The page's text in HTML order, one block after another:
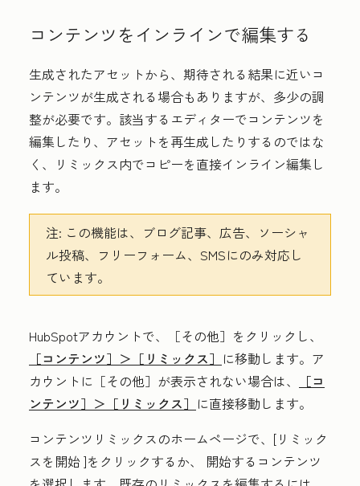
コンテンツをインラインで編集する
生成されたアセットから、期待される結果に近いコ
ンテンツが生成される場合もありますが、多少の調
整が必要です。該当するエディターでコンテンツを
編集したり、アセットを再生成したりするのではな
く、リミックス内でコピーを直接インライン編集し
ます。
注: この機能は、ブログ記事、広告、ソーシャ
ル投稿、フリーフォーム、SMSにのみ対応し
ています。
HubSpotアカウントで、
［その他］をクリックし、
［コンテンツ］＞ ［リミックス］ に移動します。ア
カウントに ［その他］が表示されない場合は、
［コ
ンテンツ］＞ ［リミックス］ に直接移動します。
コンテンツリミックスのホームページで、[ リミック
スを開始 ]をクリックするか、 開始するコンテンツ